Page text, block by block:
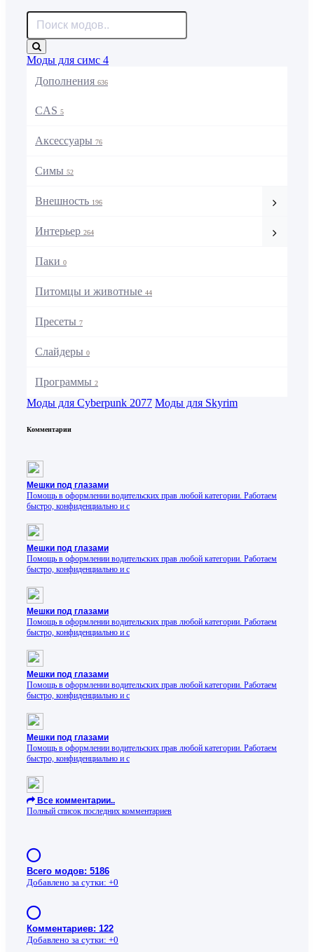
Моды для симс 4
Дополнения 636
CAS 5
Аксессуары 76
Симы 52
Внешность 196
Интерьер 264
Паки 0
Питомцы и животные 44
Пресеты 7
Слайдеры 0
Программы 2
Моды для Cyberpunk 2077 Моды для Skyrim
Комментарии
Мешки под глазами
Помощь в оформлении водительских прав любой категории. Работаем
быстро, конфиденциально и с
Мешки под глазами
Помощь в оформлении водительских прав любой категории. Работаем
быстро, конфиденциально и с
Мешки под глазами
Помощь в оформлении водительских прав любой категории. Работаем
быстро, конфиденциально и с
Мешки под глазами
Помощь в оформлении водительских прав любой категории. Работаем
быстро, конфиденциально и с
Мешки под глазами
Помощь в оформлении водительских прав любой категории. Работаем
быстро, конфиденциально и с
Все комментарии..
Полный список последних комментариев
Всего модов: 5186
Добавлено за сутки: +0
Комментариев: 122
Добавлено за сутки: +0